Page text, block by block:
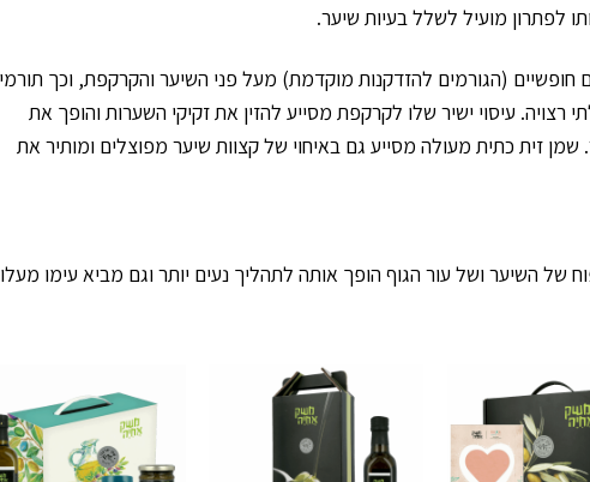
לפתרון מועיל לשלל בעיות שיער.
חופשיים (הגורמים להזדקנות מוקדמת) מעל פני השיער והקרקפת, וכך
רצויה. עיסוי ישיר שלו לקרקפת מסייע להזין את זקיקי השערות והופך את
זית כתית מעולה מסייע גם באיחוי של קצוות שיער מפוצלים ומותיר את
של השיער ושל עור הגוף הופך אותה לתהליך נעים יותר וגם מביא עימו